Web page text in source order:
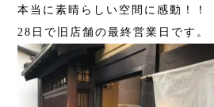
本当に素晴らしい空間に感動！！
28日で旧店舗の最終営業日です。